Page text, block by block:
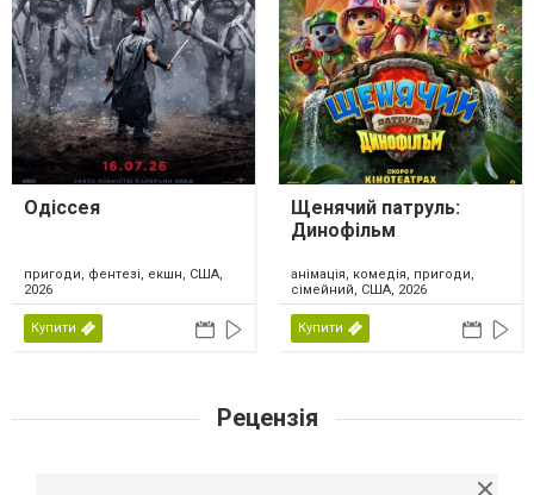
Одіссея
пригоди, фентезі, екшн, США,
2026
Купити
Щенячий патруль:
Динофільм
анімація, комедія, пригоди,
сімейний, США, 2026
Купити
Рецензія